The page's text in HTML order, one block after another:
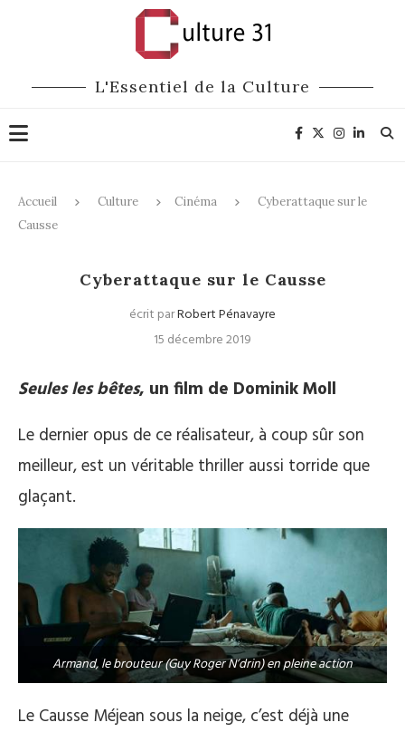
L'Essentiel de la Culture
Accueil Culture Cinéma
Cyberattaque sur le
Causse
Cyberattaque sur le Causse
écrit parRobert Pénavayre
15 décembre 2019
Seules les bêtes, un film de Dominik Moll
Le dernier opus de ce réalisateur, à coup sûr son
meilleur, est un véritable thriller aussi torride que
glaçant.
Armand, le brouteur (Guy Roger N’drin) en pleine action
Le Causse Méjean sous la neige, c’est déjà une